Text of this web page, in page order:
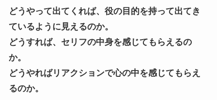
どうやって出てくれば、役の目的を持って出てき
ているように見えるのか。
どうすれば、セリフの中身を感じてもらえるの
か。
どうやればリアクションで心の中を感じてもらえ
るのか。